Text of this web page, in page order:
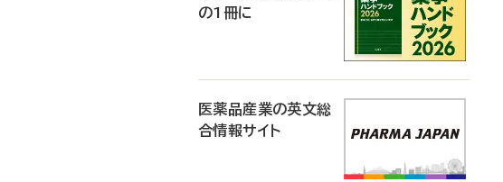
の1冊に
医薬品産業の英文総
合情報サイト